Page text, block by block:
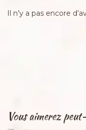
Il n’y a pas encore
Vous aimerez